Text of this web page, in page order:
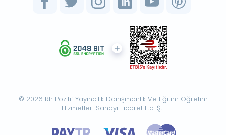
© 2026 Rh Pozitif Yayıncılık Danışmanlık Ve Eğitim Öğretim
Hizmetleri Sanayi Ticaret Ltd. Şti.